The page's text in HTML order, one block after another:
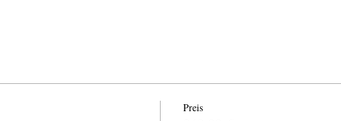
Preis